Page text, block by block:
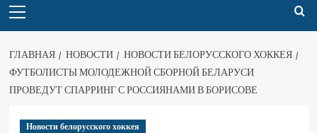
ГЛАВНАЯ НОВОСТИ
НОВОСТИ БЕЛОРУССКОГО ХОККЕЯ
ФУТБОЛИСТЫ МОЛОДЕЖНОЙ СБОРНОЙ БЕЛАРУСИ
ПРОВЕДУТ СПАРРИНГ С РОССИЯНАМИ В БОРИСОВЕ
Новости белорусского хоккея